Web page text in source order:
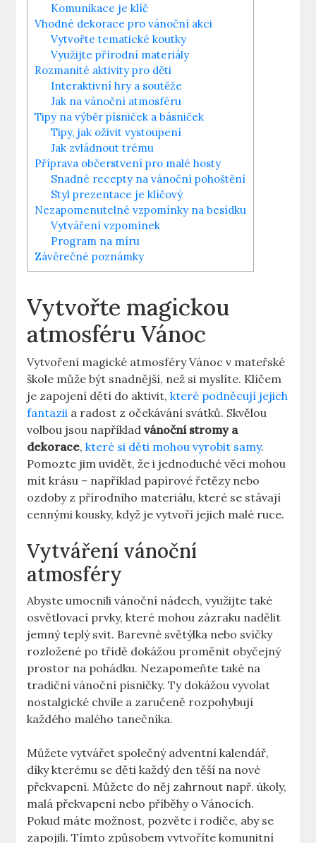
Komunikace je klíč
Vhodné dekorace pro vánoční akci
Vytvořte tematické koutky
Využijte přírodní materiály
Rozmanité aktivity pro děti
Interaktivní hry a soutěže
Jak na vánoční atmosféru
Tipy na výběr písniček a básniček
Tipy, jak oživit vystoupení
Jak zvládnout trému
Příprava občerstvení pro malé hosty
Snadné recepty na vánoční pohoštění
Styl prezentace je klíčový
Nezapomenutelné vzpomínky na besídku
Vytváření vzpomínek
Program na míru
Závěrečné poznámky
Vytvořte magickou
atmosféru Vánoc
Vytvoření magické atmosféry Vánoc v mateřské
škole může být snadnější, než si myslíte. Klíčem
je zapojení dětí do aktivit,které podněcují jejich
fantazii a radost z očekávání svátků. Skvělou
volbou jsou napříkladvánoční stromy a
dekorace,které si děti mohou vyrobit samy.
Pomozte jim uvidět, že i jednoduché věci mohou
mít krásu – například papírové řetězy nebo
ozdoby z přírodního materiálu, které se stávají
cennými kousky, když je vytvoří jejich malé ruce.
Vytváření vánoční
atmosféry
Abyste umocnili vánoční nádech, využijte také
osvětlovací prvky, které mohou zázraku nadělit
jemný teplý svit. Barevné světýlka nebo svíčky
rozložené po třídě dokážou proměnit obyčejný
prostor na pohádku. Nezapomeňte také na
tradiční vánoční písničky. Ty dokážou vyvolat
nostalgické chvíle a zaručeně rozpohybují
každého malého tanečníka.
Můžete vytvářet společný adventní kalendář,
díky kterému se děti každý den těší na nové
překvapení. Můžete do něj zahrnout např. úkoly,
malá překvapení nebo příběhy o Vánocích.
Pokud máte možnost, pozvěte i rodiče, aby se
zapojili. Tímto způsobem vytvoříte komunitní